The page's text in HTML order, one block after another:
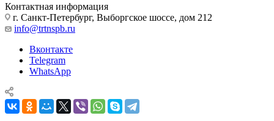
Контактная информация
г. Санкт-Петербург, Выборгское шоссе, дом 212
info@trtnspb.ru
Вконтакте
Telegram
WhatsApp